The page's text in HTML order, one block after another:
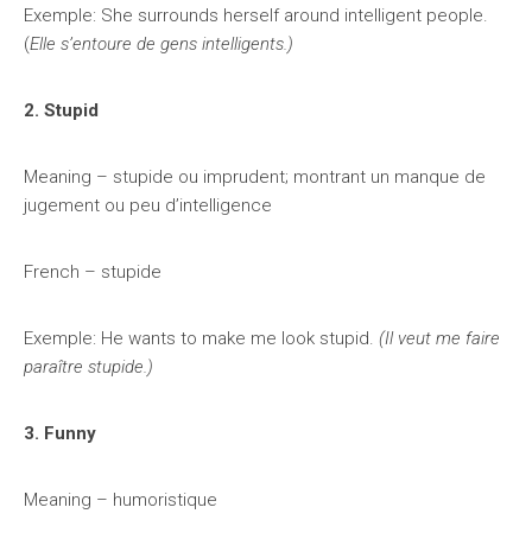
Exemple: She surrounds herself around intelligent people.
(Elle s’entoure de gens intelligents.)
2. Stupid
Meaning – stupide ou imprudent; montrant un manque de
jugement ou peu d’intelligence
French – stupide
Exemple: He wants to make me look stupid. (Il veut me faire
paraître stupide.)
3. Funny
Meaning – humoristique